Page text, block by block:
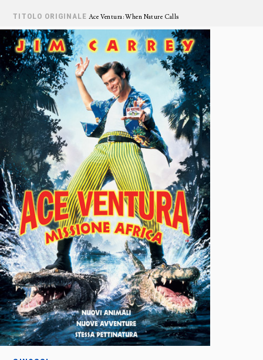
TITOLO ORIGINALE Ace Ventura: When Nature Calls